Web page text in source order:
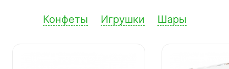
Конфеты Игрушки Шары